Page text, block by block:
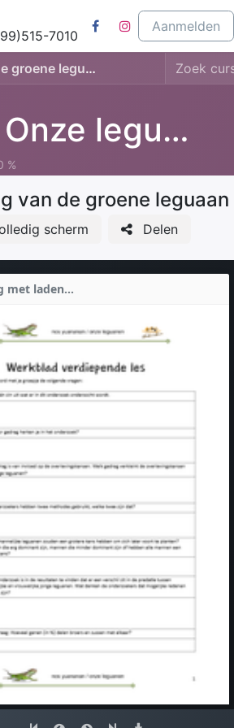
Project Lesmateriaal Kom bij
7010
Aanmelden
leguaan
Nos yuananan / Onze leguanen
%
van de groene leguaan
scherm Delen